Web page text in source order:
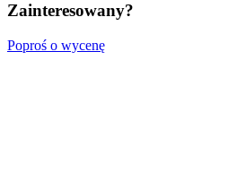
Zainteresowany?
Poproś o wycenę